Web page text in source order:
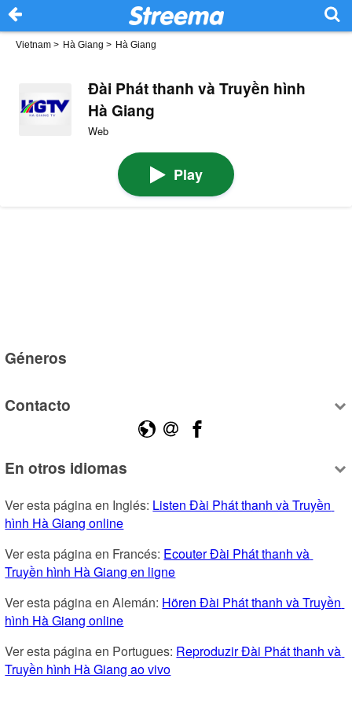
Vietnam > Hà Giang > Hà Giang
Đài Phát thanh và Truyền hình
Hà Giang
Web
Play
Géneros
Contacto
En otros idiomas
Ver esta página en Inglés: Listen Đài Phát thanh và Truyền
hình Hà Giang online
Ver esta página en Francés: Ecouter Đài Phát thanh và
Truyền hình Hà Giang en ligne
Ver esta página en Alemán: Hören Đài Phát thanh và Truyền
hình Hà Giang online
Ver esta página en Portugues: Reproduzir Đài Phát thanh và
Truyền hình Hà Giang ao vivo